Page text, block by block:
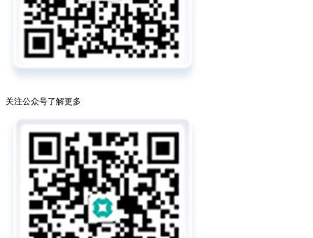
关注公众号了解更多